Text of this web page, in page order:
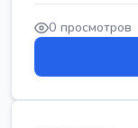
0 просмотров